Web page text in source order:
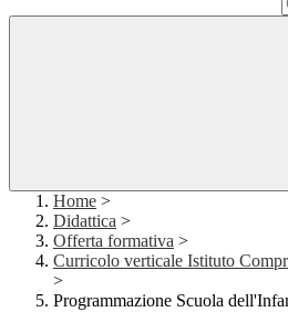
Home >
Didattica >
Offerta formativa >
Curricolo verticale Istituto
>
Programmazione Scuola